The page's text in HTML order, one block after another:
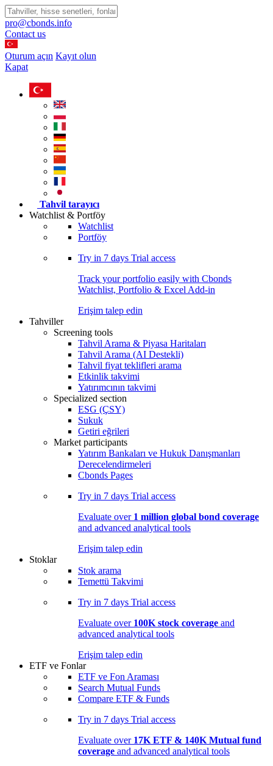
pro@cbonds.info
Contact us
Oturum açın Kayıt olun
Kapat
Tahvil tarayıcı
Watchlist & Portföy
Watchlist
Portföy
Try in 7 days Trial access
Track your portfolio easily with Cbonds
Watchlist, Portfolio & Excel Add-in
Erişim talep edin
Tahviller
Screening tools
Tahvil Arama & Piyasa Haritaları
Tahvil Arama (AI Destekli)
Tahvil fiyat teklifleri arama
Etkinlik takvimi
Yatırımcının takvimi
Specialized section
ESG (ÇSY)
Sukuk
Getiri eğrileri
Market participants
Yatırım Bankaları ve Hukuk Danışmanları
Derecelendirmeleri
Cbonds Pages
Try in 7 days Trial access
Evaluate over 1 million global bond coverage
and advanced analytical tools
Erişim talep edin
Stoklar
Stok arama
Temettü Takvimi
Try in 7 days Trial access
Evaluate over 100K stock coverage and
advanced analytical tools
Erişim talep edin
ETF ve Fonlar
ETF ve Fon Araması
Search Mutual Funds
Compare ETF & Funds
Try in 7 days Trial access
Evaluate over 17K ETF & 140K Mutual fund
coverage and advanced analytical tools